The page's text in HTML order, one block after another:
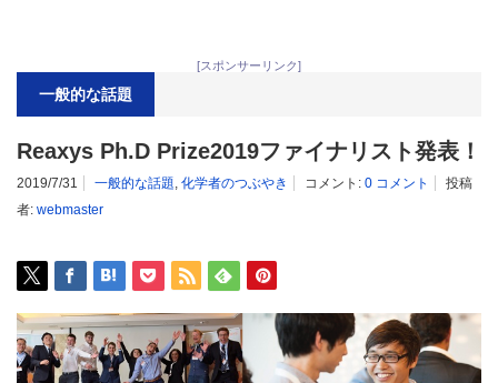
[スポンサーリンク]
一般的な話題
Reaxys Ph.D Prize2019ファイナリスト発表！
2019/7/31 一般的な話題, 化学者のつぶやき コメント: 0 コメント
投稿
者: webmaster